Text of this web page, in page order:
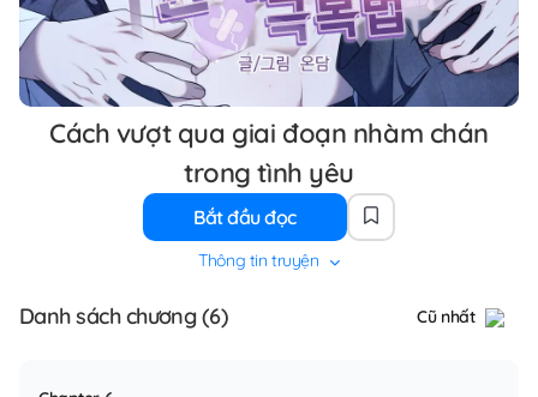
Cách vượt qua giai đoạn nhàm chán
trong tình yêu
Bắt đầu đọc
Thông tin truyện
Danh sách chương (6) Cũ nhất